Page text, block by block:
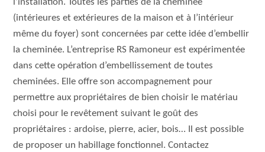
l’installation. Toutes les parties de la cheminée
(intérieures et extérieures de la maison et à l’intérieur
même du foyer) sont concernées par cette idée d’embellir
la cheminée. L’entreprise RS Ramoneur est expérimentée
dans cette opération d’embellissement de toutes
cheminées. Elle offre son accompagnement pour
permettre aux propriétaires de bien choisir le matériau
choisi pour le revêtement suivant le goût des
propriétaires : ardoise, pierre, acier, bois… Il est possible
de proposer un habillage fonctionnel. Contactez